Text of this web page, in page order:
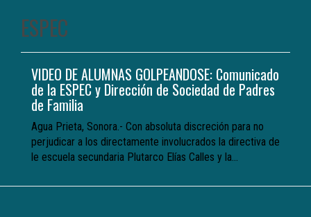
ESPEC
VIDEO DE ALUMNAS GOLPEANDOSE: Comunicado
de la ESPEC y Dirección de Sociedad de Padres
de Familia
Agua Prieta, Sonora.- Con absoluta discreción para no
perjudicar a los directamente involucrados la directiva de
le escuela secundaria Plutarco Elías Calles y la...